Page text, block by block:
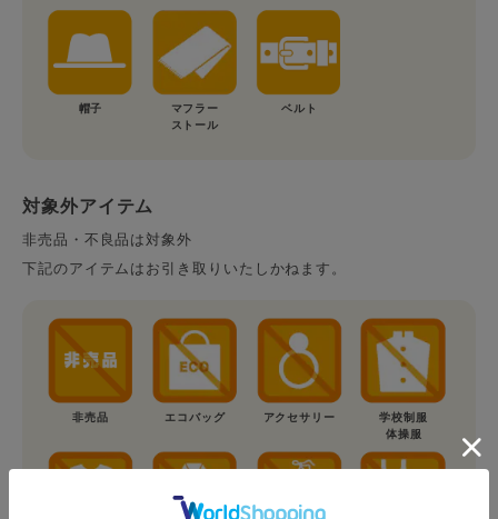
帽子
マフラー
ストール
ベルト
対象外アイテム
非売品・不良品は対象外
下記のアイテムはお引き取りいたしかねます。
非売品 エコバッグ アクセサリー
学校制服
体操服